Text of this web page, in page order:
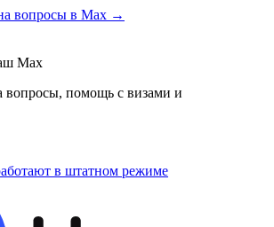
вопросы в Max →
Max
вопросы, помощь с визами и
в штатном режиме